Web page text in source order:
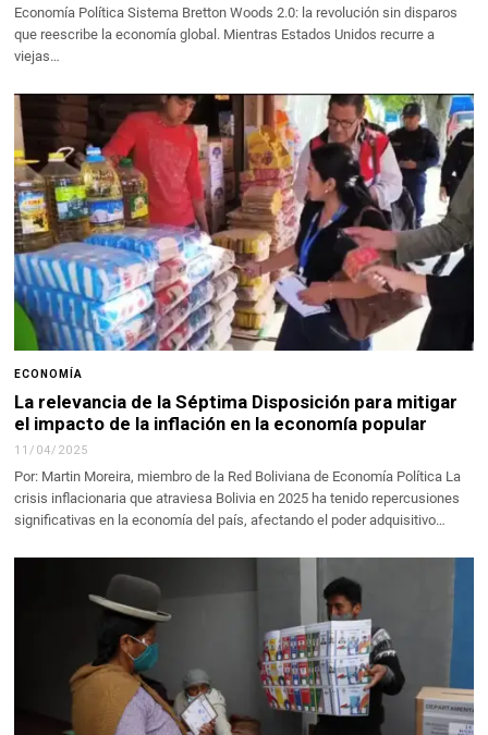
Economía Política Sistema Bretton Woods 2.0: la revolución sin disparos
que reescribe la economía global. Mientras Estados Unidos recurre a
viejas…
ECONOMÍA
La relevancia de la Séptima Disposición para mitigar
el impacto de la inflación en la economía popular
11/04/2025
Por: Martin Moreira, miembro de la Red Boliviana de Economía Política La
crisis inflacionaria que atraviesa Bolivia en 2025 ha tenido repercusiones
significativas en la economía del país, afectando el poder adquisitivo…